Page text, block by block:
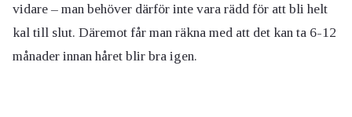
vidare – man behöver därför inte vara rädd för att bli helt
kal till slut. Däremot får man räkna med att det kan ta 6-12
månader innan håret blir bra igen.